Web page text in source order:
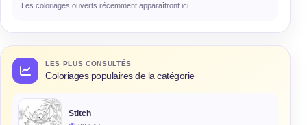
Les coloriages ouverts récemment apparaîtront ici.
LES PLUS CONSULTÉS
Coloriages populaires de la catégorie
Stitch